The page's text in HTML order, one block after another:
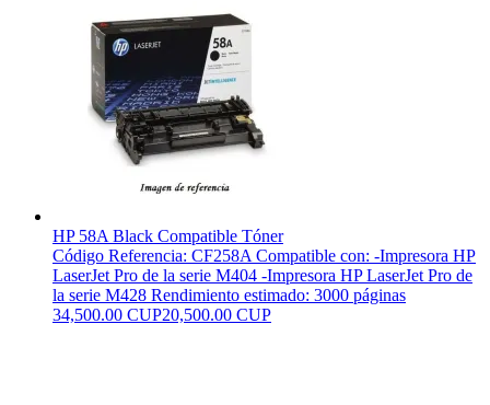
HP 58A Black Compatible Tóner
Código Referencia: CF258A Compatible con: -Impresora HP
LaserJet Pro de la serie M404 -Impresora HP LaserJet Pro de
la serie M428 Rendimiento estimado: 3000 páginas
34,500.00 CUP20,500.00 CUP